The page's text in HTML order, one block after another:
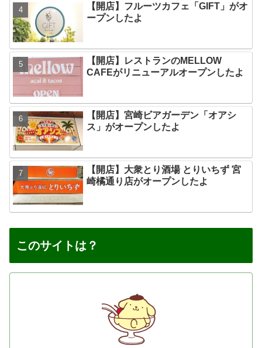
【開店】フルーツカフェ「GIFT」がオ
ープンしたよ
【開店】レストランのMELLOW
CAFEがリニューアルオープンしたよ
【開店】宮崎ビアガーデン「オアシ
ス」がオープンしたよ
【開店】大衆とり酒場 とりいちず 宮
崎橘通り店がオープンしたよ
このサイトは？